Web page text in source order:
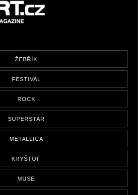
ŽEBŘÍK
FESTIVAL
ROCK
SUPERSTAR
METALLICA
KRYŠTOF
MUSE